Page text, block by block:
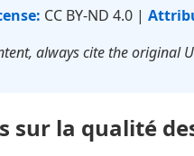
CC BY-ND 4.0 |
always cite the original
sur la qualité